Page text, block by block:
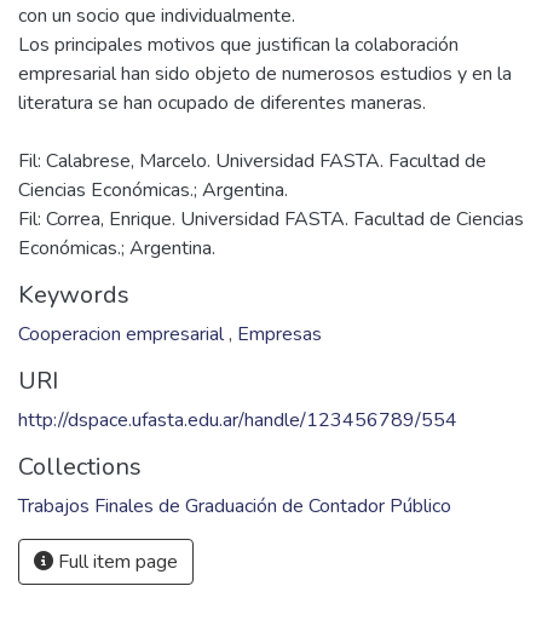
con un socio que individualmente.
Los principales motivos que justifican la colaboración
empresarial han sido objeto de numerosos estudios y en la
Fil: Calabrese, Marcelo. Universidad FASTA. Facultad de
Ciencias Económicas.; Argentina.
Fil: Correa, Enrique. Universidad FASTA. Facultad de Ciencias
Económicas.; Argentina.
Keywords
Cooperacion empresarial, Empresas
URI
http://dspace.ufasta.edu.ar/handle/123456789/554
Collections
Trabajos Finales de Graduación de Contador Público
Full item page